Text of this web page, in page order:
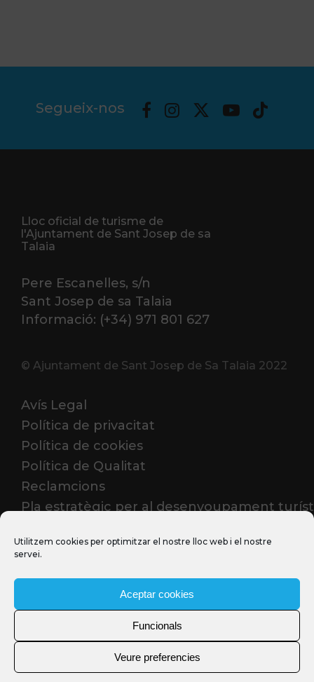
Utilitzem cookies per optimitzar el nostre lloc web i el nostre
servei.
Aceptar cookies
Funcionals
Veure preferencies
Segueix-nos
Lloc oficial de turisme de
l'Ajuntament de Sant Josep de sa
Talaia
Pere Escanelles, s/n
Sant Josep de sa Talaia
Informació: (+34) 971 801 627
© Ajuntament de Sant Josep de Sa Talaia 2022
Avís Legal
Política de privacitat
Política de cookies
Política de Qualitat
Reclamcions
Pla estratègic per al desenvoupament